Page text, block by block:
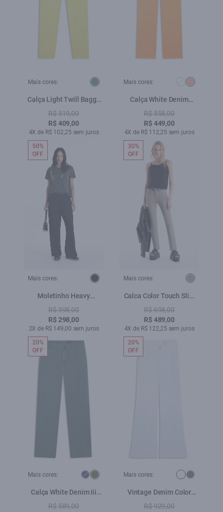
Mais cores:
Calça Light Twill Baggy
Lemon
R$ 519,00
R$ 409,00
4X de R$ 102,25 sem juros
Mais cores:
Calça White Denim
Pessego
R$ 558,00
R$ 449,00
4X de R$ 112,25 sem juros
Mais cores:
Moletinho Heavy
Patheph Preto
R$ 598,00
R$ 298,00
2X de R$ 149,00 sem juros
50%
OFF
Mais cores:
Calca Color Touch Slim
Hemp
R$ 698,00
R$ 489,00
4X de R$ 122,25 sem juros
30%
OFF
Mais cores:
Calça White Denim Iii
Low Rise Reta 5 Pocket
R$ 589,00
20%
OFF
Mais cores:
Vintage Denim Color
Flare Cristal Branco
R$ 929,00
20%
OFF